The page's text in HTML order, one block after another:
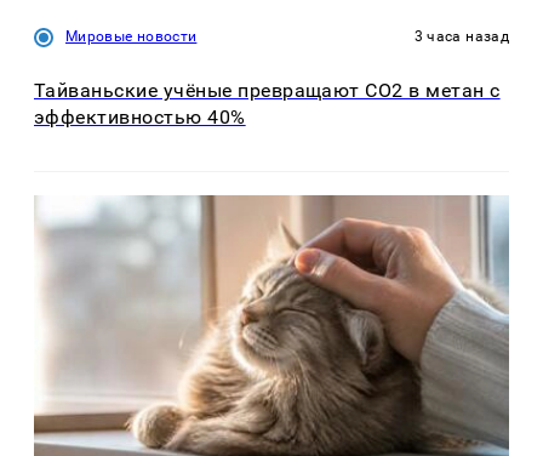
Мировые новости 3 часа назад
Тайваньские учёные превращают CO2 в метан с
эффективностью 40%